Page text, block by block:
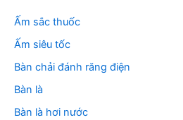
m
Ấm sắc thuốc
Ấm siêu tốc
Bàn chải đánh răng điện
Bàn là
Bàn là hơi nước